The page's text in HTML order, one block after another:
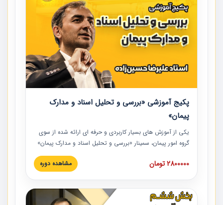
پکیج آموزشی «بررسی و تحلیل اسناد و مدارک
پیمان»
یکی از آموزش‏‏‏‏‏‏ های بسیار کاربردی و حرفه‏ ای ارائه شده از سوی
گروه امور پیمان، سمینار «بررسی و تحلیل اسناد و مدارک پیمان»
است که در دانشگاه صنعتی شریف ارائه شد. در این آموزش
نکات کلیدی مربوط به اسناد و مدارک پیمان، اولویت بندی اسناد
پیمان به همراه تجربیات عملی در این خصوص ارائه شده است.
2800000 تومان مشاهده دوره